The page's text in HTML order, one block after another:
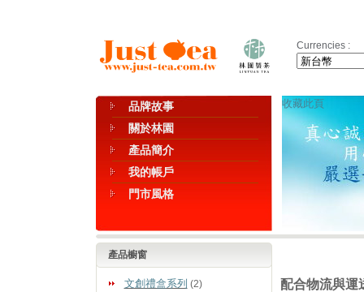
Currencies :
品牌故事
關於林園
產品簡介
我的帳戶
門市風格
收藏此頁
產品櫥窗
文創禮盒系列 (2) 配合物流與運